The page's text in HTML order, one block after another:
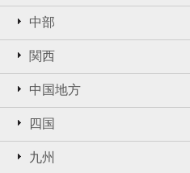
中部
関西
中国地方
四国
九州